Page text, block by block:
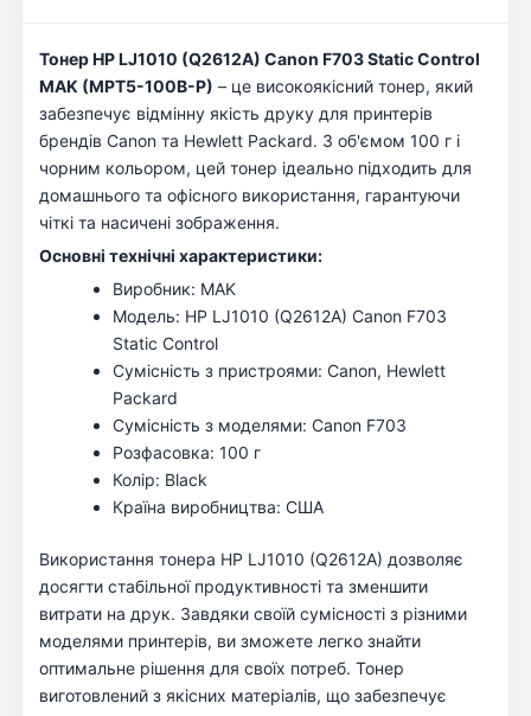
Тонер HP LJ1010 (Q2612A) Canon F703 Static Control
MAK (MPT5-100B-P) – це високоякісний тонер, який
забезпечує відмінну якість друку для принтерів
брендів Canon та Hewlett Packard. З об'ємом 100 г і
чорним кольором, цей тонер ідеально підходить для
домашнього та офісного використання, гарантуючи
чіткі та насичені зображення.
Основні технічні характеристики:
Виробник: MAK
Модель: HP LJ1010 (Q2612A) Canon F703
Static Control
Сумісність з пристроями: Canon, Hewlett
Packard
Сумісність з моделями: Canon F703
Розфасовка: 100 г
Колір: Black
Країна виробництва: США
Використання тонера HP LJ1010 (Q2612A) дозволяє
досягти стабільної продуктивності та зменшити
витрати на друк. Завдяки своїй сумісності з різними
моделями принтерів, ви зможете легко знайти
оптимальне рішення для своїх потреб. Тонер
виготовлений з якісних матеріалів, що забезпечує